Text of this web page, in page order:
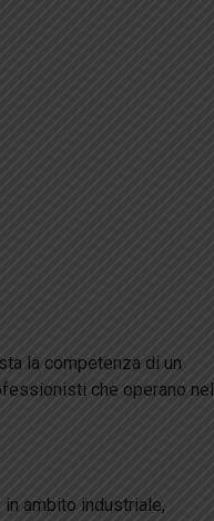
la competenza di un
che operano nel
ambito industriale,